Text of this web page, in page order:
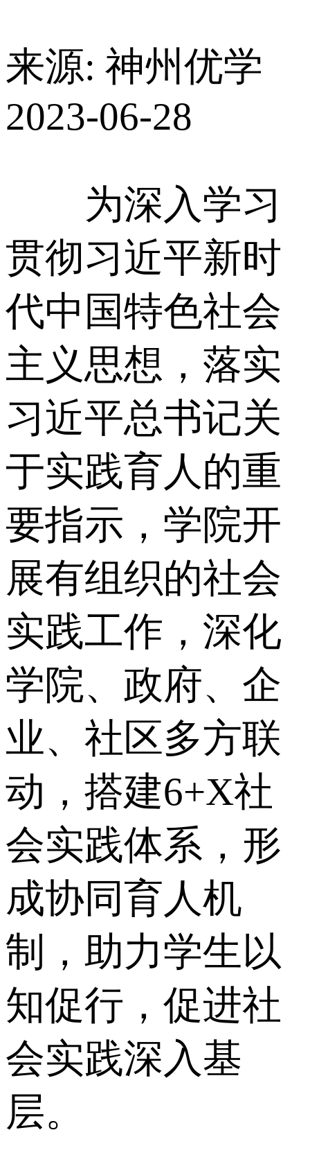
来源: 神州优学
2023-06-28
为深入学习
贯彻习近平新时
代中国特色社会
主义思想，落实
习近平总书记关
于实践育人的重
要指示，学院开
展有组织的社会
实践工作，深化
学院、政府、企
业、社区多方联
动，搭建6+X社
会实践体系，形
成协同育人机
制，助力学生以
知促行，促进社
会实践深入基
层。